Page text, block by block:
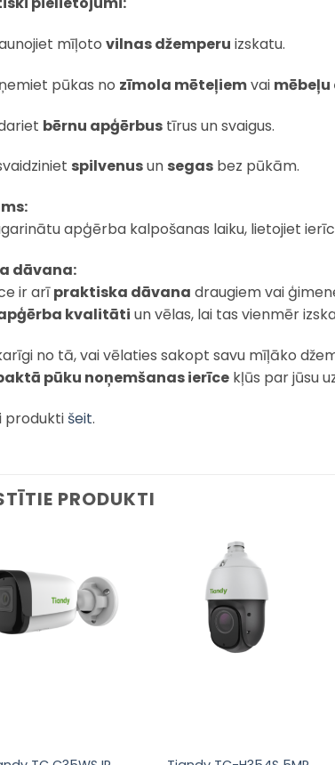
mīļoto vilnas džemperu izskatu.
pūkas no zīmola mēteļiemvai
bērnu apģērbustīrus un svaigus.
spilvenusun segasbez pūkām.
apģērba kalpošanas laiku, lietojiet
dāvana:
ir arīpraktiska dāvana draugiem vai
kvalitāti un vēlas, lai tas vienmēr
no tā, vai vēlaties sakopt savu mīļāko
pūku noņemšanas ierīce kļūs par jūsu
produkti šeit.
PRODUKTI
Pievienot
sarakstam
Pievienot
sarakstam